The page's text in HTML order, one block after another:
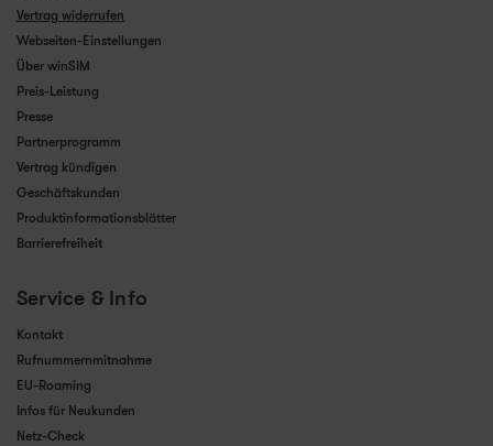
Vertrag widerrufen
Webseiten-Einstellungen
Über winSIM
Preis-Leistung
Presse
Partnerprogramm
Vertrag kündigen
Geschäftskunden
Produktinformationsblätter
Barrierefreiheit
Service & Info
Kontakt
Rufnummernmitnahme
EU-Roaming
Infos für Neukunden
Netz-Check